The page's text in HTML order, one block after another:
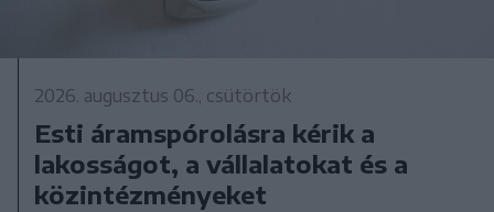
2026. augusztus 06., csütörtök
Esti áramspórolásra kérik a
lakosságot, a vállalatokat és a
közintézményeket